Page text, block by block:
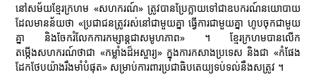
នៅសម័យខ្មែរក្រហម «សហករណ៍» ត្រូវបានប្រែក្លាយទៅជាឧបករណ៍នយោបាយ
ដែលមានន័យថា «ប្រជាជនត្រូវរស់នៅជាមួយគ្នា ធ្វើការជាមួយគ្នា ហូបចុកជាមួយ
គ្នា និងចែករំលែកការកម្សាន្តជាសមូហភាព» ។ ខ្មែរក្រហមបានលើក
តម្កើងសហករណ៍ថាជា «កម្លាំងដ៏អស្ចារ្យ» ក្នុងការកសាងប្រទេស និងជា «កំផែង
ដែកថែបយ៉ាងរឹងមាំបំផុត» សម្រាប់ការពារប្រជាធិបតេយ្យទប់ទល់នឹងសត្រូវ ។